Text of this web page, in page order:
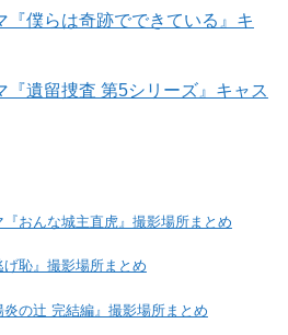
『僕らは奇跡でできている』キ
『遺留捜査 第5シリーズ』キャス
おんな城主直虎』撮影場所まとめ
恥』撮影場所まとめ
の辻 完結編』撮影場所まとめ